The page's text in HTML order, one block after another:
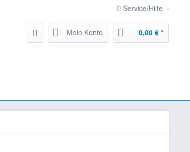
Service/Hilfe
Mein Konto 0,00 € *